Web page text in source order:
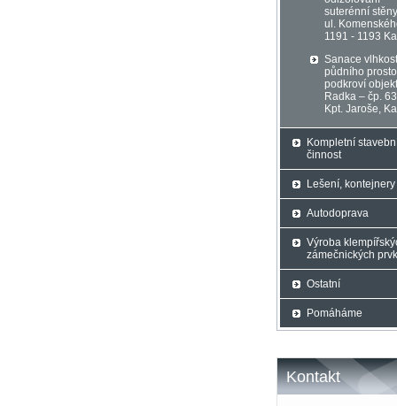
suterénní
ul.
1191 - 1193
Sanace
půdního
podkroví
Radka – čp.
Kpt. Jaroše,
Kompletní
činnost
Lešení, kontejnery
Autodoprava
Výroba
zámečnických
Ostatní
Pomáháme
Kontakt